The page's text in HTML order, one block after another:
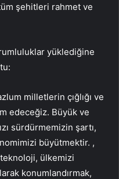
şehitleri rahmet ve
yüklediğine
milletlerin çığlığı ve
edeceğiz. Büyük ve
sürdürmemizin şartı,
büyütmektir. ,
ülkemizi
konumlandırmak,